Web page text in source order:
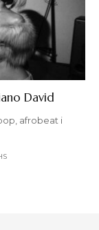
David
afrobeat i